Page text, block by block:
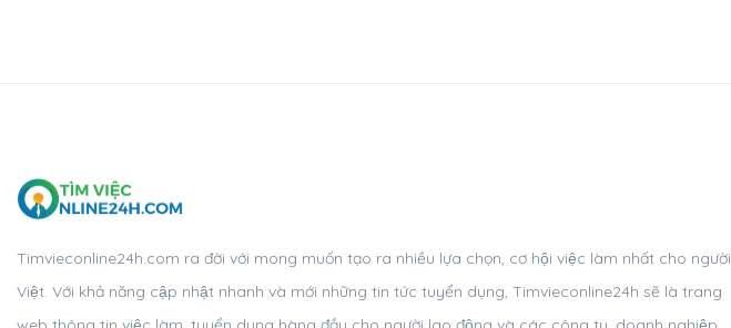
Timvieconline24h.com ra đời với mong muốn tạo ra nhiều lựa chọn, cơ hội việc làm nhất cho người
Việt. Với khả năng cập nhật nhanh và mới những tin tức tuyển dụng, Timvieconline24h sẽ là trang